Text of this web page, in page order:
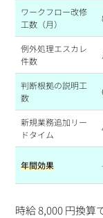
ワークフロー改修
工数（月）
例外処理エスカレ
件数
判断根拠の説明工
数
新規業務追加リー
ドタイム
年間効果
時給 8,000 円換算